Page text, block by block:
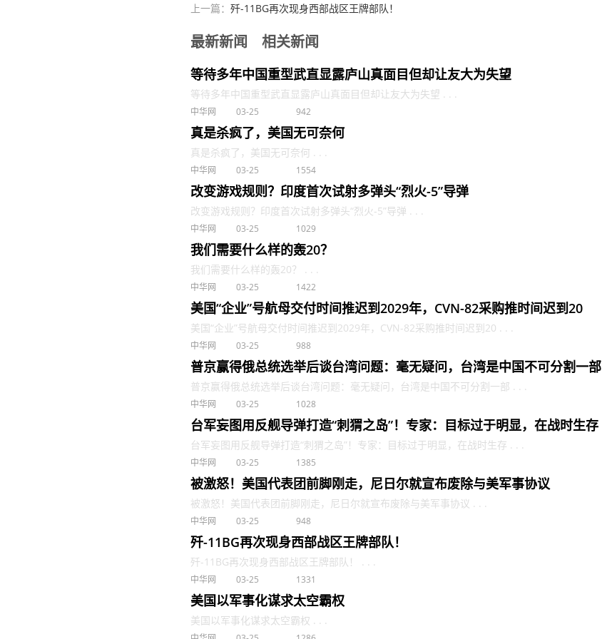
上一篇： 歼-11BG再次现身西部战区王牌部队！
最新新闻 相关新闻
等待多年中国重型武直显露庐山真面目但却让友大为失望
等待多年中国重型武直显露庐山真面目但却让友大为失望 . . .
中华网 03-25 942
真是杀疯了，美国无可奈何
真是杀疯了，美国无可奈何 . . .
中华网 03-25 1554
改变游戏规则？印度首次试射多弹头“烈火-5”导弹
改变游戏规则？印度首次试射多弹头“烈火-5”导弹 . . .
中华网 03-25 1029
我们需要什么样的轰20？
我们需要什么样的轰20？ . . .
中华网 03-25 1422
美国“企业”号航母交付时间推迟到2029年，CVN-82采购推时间迟到20
美国“企业”号航母交付时间推迟到2029年，CVN-82采购推时间迟到20 . . .
中华网 03-25 988
普京赢得俄总统选举后谈台湾问题：毫无疑问，台湾是中国不可分割一部
普京赢得俄总统选举后谈台湾问题：毫无疑问，台湾是中国不可分割一部 . . .
中华网 03-25 1028
台军妄图用反舰导弹打造“刺猬之岛”！专家：目标过于明显，在战时生存
台军妄图用反舰导弹打造“刺猬之岛”！专家：目标过于明显，在战时生存 . . .
中华网 03-25 1385
被激怒！美国代表团前脚刚走，尼日尔就宣布废除与美军事协议
被激怒！美国代表团前脚刚走，尼日尔就宣布废除与美军事协议 . . .
中华网 03-25 948
歼-11BG再次现身西部战区王牌部队！
歼-11BG再次现身西部战区王牌部队！ . . .
中华网 03-25 1331
美国以军事化谋求太空霸权
美国以军事化谋求太空霸权 . . .